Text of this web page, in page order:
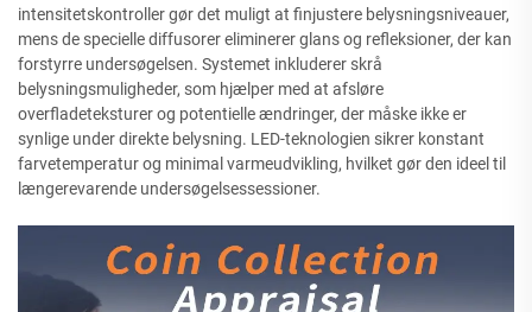
intensitetskontroller gør det muligt at finjustere belysningsniveauer,
mens de specielle diffusorer eliminerer glans og refleksioner, der kan
forstyrre undersøgelsen. Systemet inkluderer skrå
belysningsmuligheder, som hjælper med at afsløre
overfladeteksturer og potentielle ændringer, der måske ikke er
synlige under direkte belysning. LED-teknologien sikrer konstant
farvetemperatur og minimal varmeudvikling, hvilket gør den ideel til
længerevarende undersøgelsessessioner.